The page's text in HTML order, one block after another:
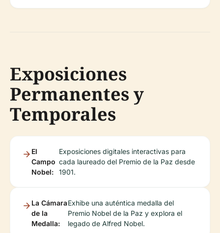
Exposiciones
Permanentes y
Temporales
El
Campo
Nobel:
Exposiciones digitales interactivas para
cada laureado del Premio de la Paz desde
1901.
La Cámara
de la
Medalla:
Exhibe una auténtica medalla del
Premio Nobel de la Paz y explora el
legado de Alfred Nobel.